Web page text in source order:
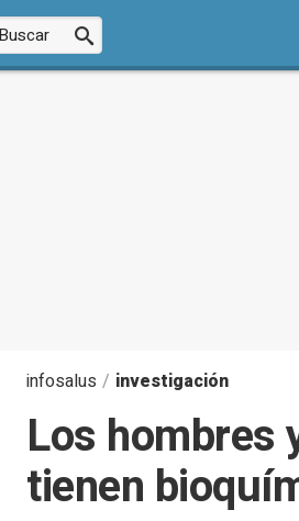
infosalus / investigación
Los hombres
tienen